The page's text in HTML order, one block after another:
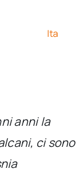
Ita
anni la
ci sono